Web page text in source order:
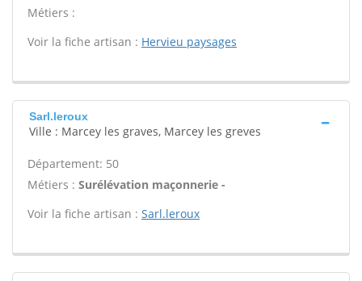
Métiers :
Voir la fiche artisan : Hervieu paysages
Sarl.leroux
Ville : Marcey les graves, Marcey les greves
Département: 50
Métiers : Surélévation maçonnerie -
Voir la fiche artisan : Sarl.leroux